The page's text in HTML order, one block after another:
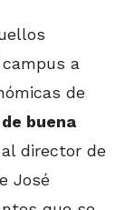
a
de
buena
director de
José